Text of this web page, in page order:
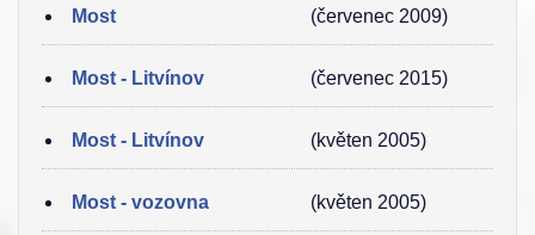
Most (červenec 2009)
Most - Litvínov (červenec 2015)
Most - Litvínov (květen 2005)
Most - vozovna (květen 2005)